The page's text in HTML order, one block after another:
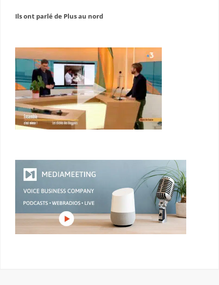
Ils ont parlé de Plus au nord